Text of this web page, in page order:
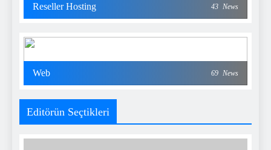
Reseller Hosting 43 News
Web 69 News
Editörün Seçtikleri